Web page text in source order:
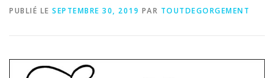
PUBLIÉ LE SEPTEMBRE 30, 2019 PAR TOUTDEGORGEMENT